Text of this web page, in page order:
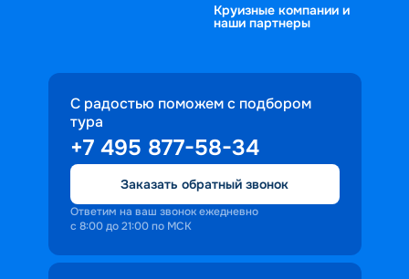
Круизные компании и
наши партнеры
С радостью поможем с подбором
тура
+7 495 877-58-34
Заказать обратный звонок
Ответим на ваш звонок ежедневно
с 8:00 до 21:00 по МСК